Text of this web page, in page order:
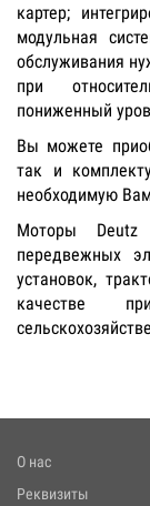
картер;
модульная
обслуживания
при
пониженный
Вы можете
так и
необходимую
Моторы Deutz
передвежных
установок,
качестве
О нас
Реквизиты